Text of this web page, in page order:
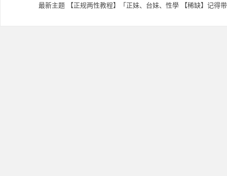
最新主题
【正规两性教程】「正妹、台妹、性學 【稀缺】记得